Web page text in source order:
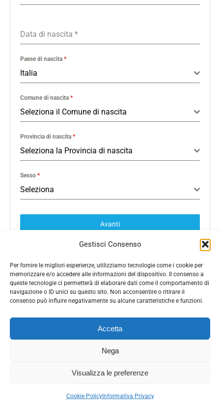
Gestisci Consenso
Per fornire le migliori esperienze, utilizziamo tecnologie come i cookie per
memorizzare e/o accedere alle informazioni del dispositivo. Il consenso a
queste tecnologie ci permetterà di elaborare dati come il comportamento di
navigazione o ID unici su questo sito. Non acconsentire o ritirare il
consenso può influire negativamente su alcune caratteristiche e funzioni.
Accetta
Nega
Visualizza le preferenze
Cookie PolicyInformativa Privacy
Data di nascita *
Paese di nascita *
Italia
Comune di nascita *
Seleziona il Comune di nascita
Provincia di nascita *
Seleziona la Provincia di nascita
Sesso *
Seleziona
Avanti
© 2026 - Democrazia cristiana con Rotondi - C.F.
Informativa privacy-Gestione cookie